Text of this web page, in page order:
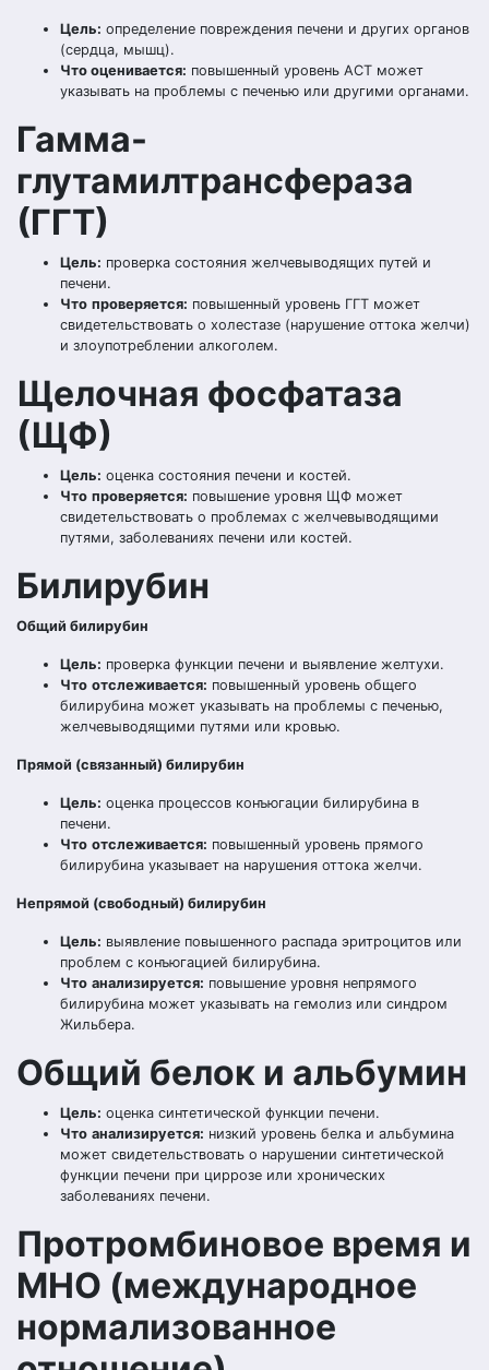
Цель: определение повреждения печени и других органов
(сердца, мышц).
Что оценивается: повышенный уровень АСТ может
указывать на проблемы с печенью или другими органами.
Гамма-
глутамилтрансфераза
(ГГТ)
Цель: проверка состояния желчевыводящих путей и
печени.
Что проверяется: повышенный уровень ГГТ может
свидетельствовать о холестазе (нарушение оттока желчи)
и злоупотреблении алкоголем.
Щелочная фосфатаза
(ЩФ)
Цель: оценка состояния печени и костей.
Что проверяется: повышение уровня ЩФ может
свидетельствовать о проблемах с желчевыводящими
путями, заболеваниях печени или костей.
Билирубин
Общий билирубин
Цель: проверка функции печени и выявление желтухи.
Что отслеживается: повышенный уровень общего
билирубина может указывать на проблемы с печенью,
желчевыводящими путями или кровью.
Прямой (связанный) билирубин
Цель: оценка процессов конъюгации билирубина в
печени.
Что отслеживается: повышенный уровень прямого
билирубина указывает на нарушения оттока желчи.
Непрямой (свободный) билирубин
Цель: выявление повышенного распада эритроцитов или
проблем с конъюгацией билирубина.
Что анализируется: повышение уровня непрямого
билирубина может указывать на гемолиз или синдром
Жильбера.
Общий белок и альбумин
Цель: оценка синтетической функции печени.
Что анализируется: низкий уровень белка и альбумина
может свидетельствовать о нарушении синтетической
функции печени при циррозе или хронических
заболеваниях печени.
Протромбиновое время и
МНО (международное
нормализованное